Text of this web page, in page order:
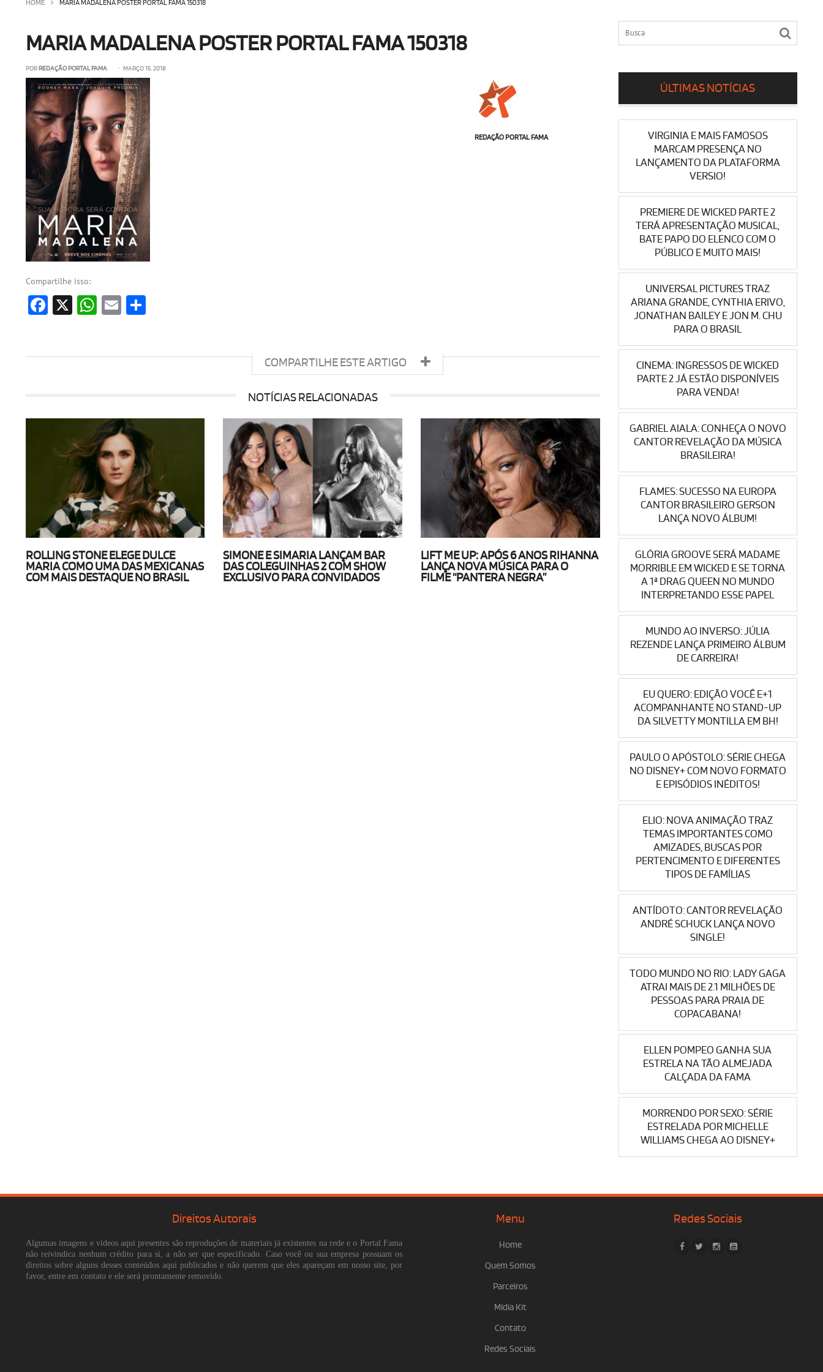
HOME MARIA MADALENA POSTER PORTAL FAMA 150318
MARIA MADALENA POSTER PORTAL FAMA 150318
POR REDAÇÃO PORTAL FAMA • MARÇO 15, 2018
REDAÇÃO PORTAL FAMA
Compartilhe isso:
Facebook
X WhatsApp
Email
COMPARTILHE ESTE ARTIGO
NOTÍCIAS RELACIONADAS
ROLLING STONE ELEGE DULCE
MARIA COMO UMA DAS MEXICANAS
COM MAIS DESTAQUE NO BRASIL
SIMONE E SIMARIA LANÇAM BAR
DAS COLEGUINHAS 2 COM SHOW
EXCLUSIVO PARA CONVIDADOS
LIFT ME UP: APÓS 6 ANOS RIHANNA
LANÇA NOVA MÚSICA PARA O
FILME “PANTERA NEGRA”
ÚLTIMAS NOTÍCIAS
VIRGINIA E MAIS FAMOSOS
MARCAM PRESENÇA NO
LANÇAMENTO DA PLATAFORMA
VERSIO!
PREMIERE DE WICKED PARTE 2
TERÁ APRESENTAÇÃO MUSICAL,
BATE PAPO DO ELENCO COM O
PÚBLICO E MUITO MAIS!
UNIVERSAL PICTURES TRAZ
ARIANA GRANDE, CYNTHIA ERIVO,
JONATHAN BAILEY E JON M. CHU
PARA O BRASIL
CINEMA: INGRESSOS DE WICKED
PARTE 2 JÁ ESTÃO DISPONÍVEIS
PARA VENDA!
GABRIEL AIALA: CONHEÇA O NOVO
CANTOR REVELAÇÃO DA MÚSICA
BRASILEIRA!
FLAMES: SUCESSO NA EUROPA
CANTOR BRASILEIRO GERSON
LANÇA NOVO ÁLBUM!
GLÓRIA GROOVE SERÁ MADAME
MORRIBLE EM WICKED E SE TORNA
A 1ª DRAG QUEEN NO MUNDO
INTERPRETANDO ESSE PAPEL
MUNDO AO INVERSO: JÚLIA
REZENDE LANÇA PRIMEIRO ÁLBUM
DE CARREIRA!
EU QUERO: EDIÇÃO VOCÊ E+1
ACOMPANHANTE NO STAND-UP
DA SILVETTY MONTILLA EM BH!
PAULO O APÓSTOLO: SÉRIE CHEGA
NO DISNEY+ COM NOVO FORMATO
E EPISÓDIOS INÉDITOS!
ELIO: NOVA ANIMAÇÃO TRAZ
TEMAS IMPORTANTES COMO
AMIZADES, BUSCAS POR
PERTENCIMENTO E DIFERENTES
TIPOS DE FAMÍLIAS
ANTÍDOTO: CANTOR REVELAÇÃO
ANDRÉ SCHUCK LANÇA NOVO
SINGLE!
TODO MUNDO NO RIO: LADY GAGA
ATRAI MAIS DE 2.1 MILHÕES DE
PESSOAS PARA PRAIA DE
COPACABANA!
ELLEN POMPEO GANHA SUA
ESTRELA NA TÃO ALMEJADA
CALÇADA DA FAMA
MORRENDO POR SEXO: SÉRIE
ESTRELADA POR MICHELLE
WILLIAMS CHEGA AO DISNEY+
Direitos Autorais
Algumas imagens e vídeos aqui presentes são reproduções de materiais já existentes na rede e o Portal Fama
não reivindica nenhum crédito para si, a não ser que especificado. Caso você ou sua empresa possuam os
direitos sobre alguns desses conteúdos aqui publicados e não querem que eles apareçam em nosso site, por
favor, entre em contato e ele será prontamente removido.
Menu
Home
Quem Somos
Parceiros
Mídia Kit
Contato
Redes Sociais
Redes Sociais